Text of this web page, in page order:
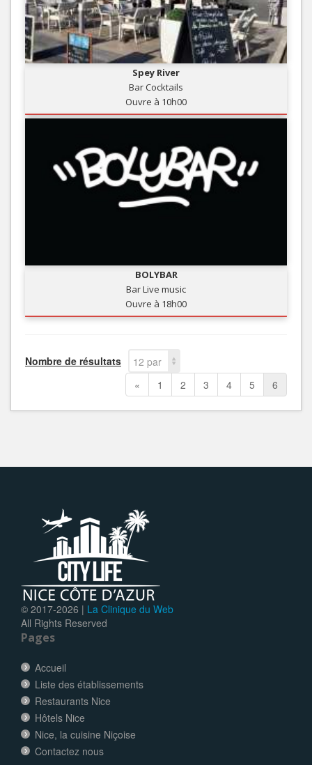
Spey River
Bar Cocktails
Ouvre à 10h00
BOLYBAR
Bar Live music
Ouvre à 18h00
Nombre de résultats
12 par
page
« 1 2 3 4 5 6
© 2017-2026 | La Clinique du Web
All Rights Reserved
Pages
Accueil
Liste des établissements
Restaurants Nice
Hôtels Nice
Nice, la cuisine Niçoise
Contactez nous